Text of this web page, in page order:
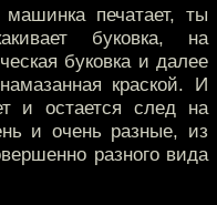
печатает, ты
буковка, на
буковка и далее
краской. И
и остается след на
и очень разные, из
разного вида